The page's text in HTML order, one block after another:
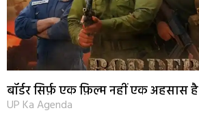
बॉर्डर सिर्फ़ एक फ़िल्म नहीं एक अहसास है
UP Ka Agenda